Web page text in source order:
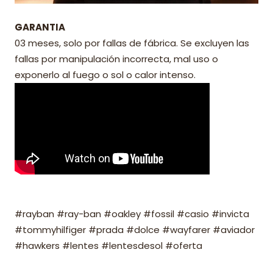
GARANTIA
03 meses, solo por fallas de fábrica. Se excluyen las
fallas por manipulación incorrecta, mal uso o
exponerlo al fuego o sol o calor intenso.
#rayban #ray-ban #oakley #fossil #casio #invicta
#tommyhilfiger #prada #dolce #wayfarer #aviador
#hawkers #lentes #lentesdesol #oferta